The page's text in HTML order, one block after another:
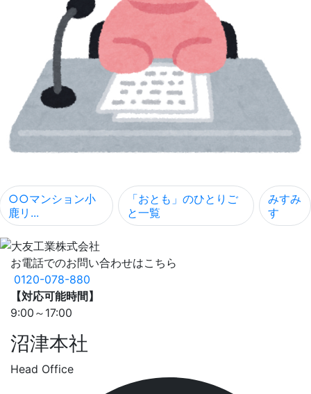
○○マンション小
鹿リ...
「おとも」のひとりご
と一覧
みすみ
す
お電話でのお問い合わせはこちら
0120-078-880
【対応可能時間】
9:00～17:00
沼津本社
Head Office